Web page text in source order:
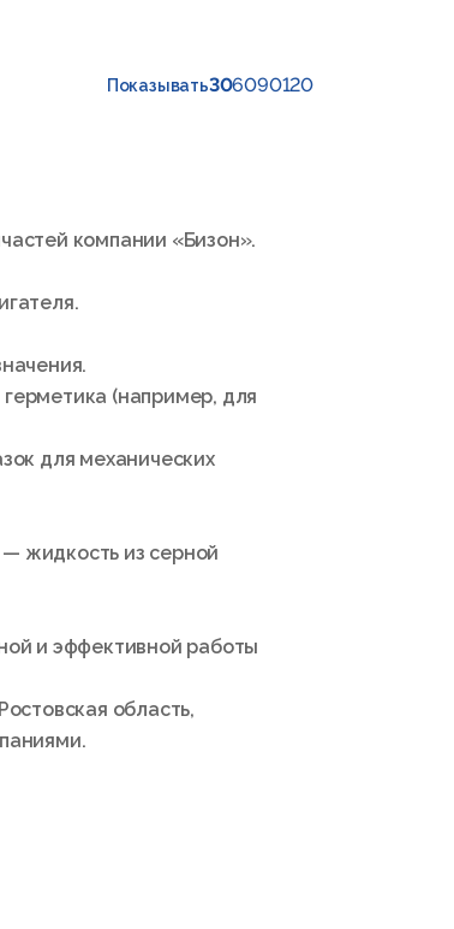
Показывать306090120
компании «Бизон».
(например, для
для механических
жидкость из серной
и эффективной работы
область,